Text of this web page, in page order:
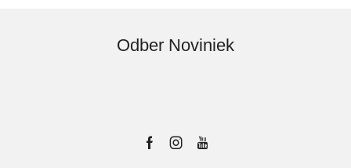
Odber Noviniek